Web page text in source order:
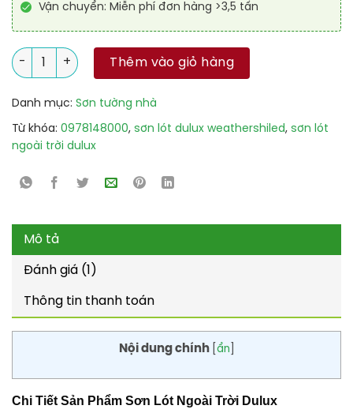
Vận chuyển: Miễn phí đơn hàng >3,5 tấn
Sơn Lót Ngoài Trời Dulux Weathershiled Cao Cấp số lượng
Thêm vào giỏ hàng
Danh mục: Sơn tường nhà
Từ khóa: 0978148000, sơn lót dulux weathershiled, sơn lót
ngoài trời dulux
Mô tả
Đánh giá (1)
Thông tin thanh toán
Nội dung chính ẩn
Chi Tiết Sản Phẩm Sơn Lót Ngoài Trời Dulux